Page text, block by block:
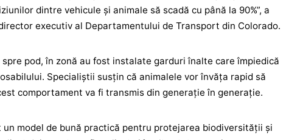
dintre vehicule și animale să scadă cu până la 90%”, a
executiv al Departamentului de Transport din Colorado.
pod, în zonă au fost instalate garduri înalte care împiedică
Specialiștii susțin că animalele vor învăța rapid să
comportament va fi transmis din generație în generație.
model de bună practică pentru protejarea biodiversității și